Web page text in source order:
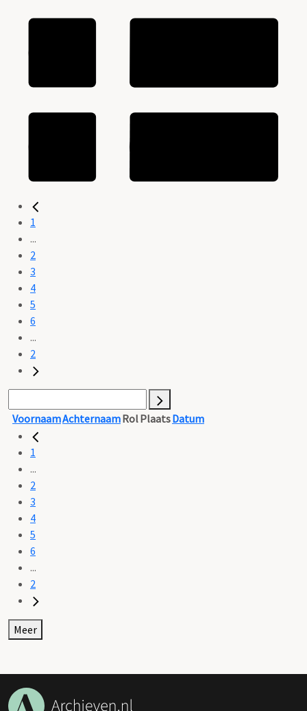
1
...
2
3
4
5
6
...
2
VoornaamAchternaamRolPlaatsDatum
1
...
2
3
4
5
6
...
2
Meer